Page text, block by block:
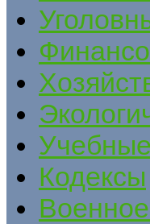
Кодексы